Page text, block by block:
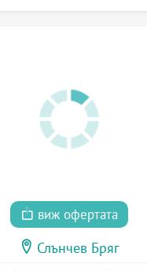
виж офертата
Слънчев Бряг